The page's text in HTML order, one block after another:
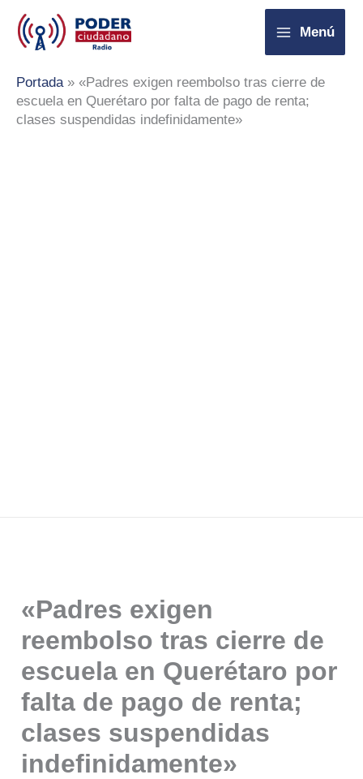
contenido
Menú
Portada» «Padres exigen reembolso tras cierre de
escuela en Querétaro por falta de pago de renta;
clases suspendidas indefinidamente»
«Padres exigen
reembolso tras cierre de
escuela en Querétaro por
falta de pago de renta;
clases suspendidas
indefinidamente»